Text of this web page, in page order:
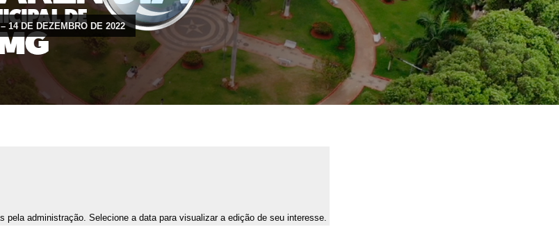
14 DE DEZEMBRO DE 2022
administração. Selecione a data para visualizar a edição de seu interesse.